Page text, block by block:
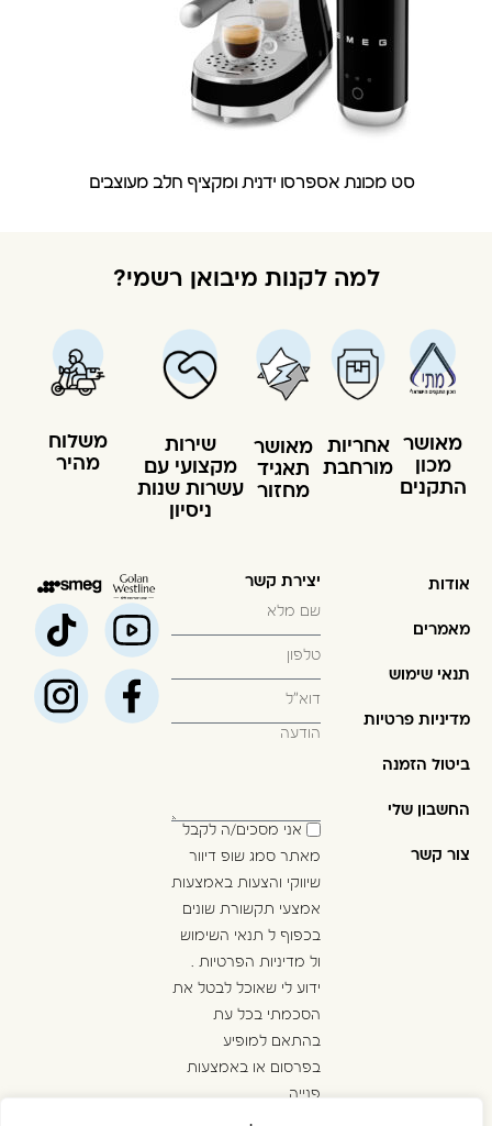
סט מכונת אספרסו ידנית ומקציף חלב מעוצבים
למה לקנות מיבואן רשמי?
מאושר
מכון
התקנים
אחריות
מורחבת
מאושר
תאגיד
מחזור
שירות
מקצועי עם
עשרות שנות
ניסיון
משלוח
מהיר
אודות
מאמרים
תנאי שימוש
מדיניות פרטיות
ביטול הזמנה
החשבון שלי
צור קשר
יצירת קשר
אני מסכים/ה לקבל
מאתר סמג שופ דיוור
שיווקי והצעות באמצעות
אמצעי תקשורת שונים
בכפוף ל תנאי השימוש
ול מדיניות הפרטיות .
ידוע לי שאוכל לבטל את
הסכמתי בכל עת
בהתאם למופיע
בפרסום או באמצעות
פנייה